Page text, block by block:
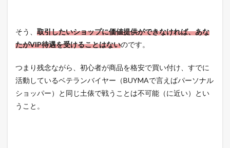
そう、 取引したいショップに価値提供ができなければ、あな
たがVIP待遇を受けることはないのです。
つまり残念ながら、初心者が商品を格安で買い付け、すでに
活動しているベテランバイヤー（BUYMAで言えばパーソナル
ショッパー）と同じ土俵で戦うことは不可能（に近い）とい
うこと。